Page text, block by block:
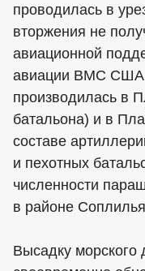
проводилась в
вторжения не
авиационной
авиации ВМС
производилась в
батальона) и в
составе
и пехотных
численности
в районе
Высадку морского